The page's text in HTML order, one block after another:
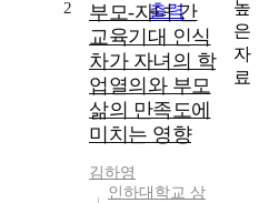
출력
2
부모-자녀 간
교육기대 인식
차가 자녀의 학
업열의와 부모
삶의 만족도에
미치는 영향
김하영
인하대학교 상
높
은
자
료